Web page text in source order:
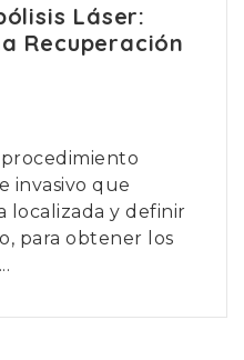
Láser:
Recuperación
procedimiento
invasivo que
localizada y definir
para obtener los